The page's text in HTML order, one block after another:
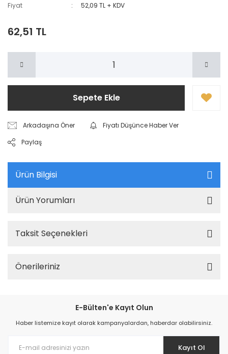
Fiyat
52,09 TL + KDV
62,51 TL
Sepete Ekle
Arkadaşına Öner
Fiyatı Düşünce Haber Ver
Paylaş
Ürün Bilgisi
Ürün Yorumları
Taksit Seçenekleri
Önerileriniz
E-Bülten'e Kayıt Olun
Haber listemize kayıt olarak kampanyalardan, haberdar olabilirsiniz.
Kayıt Ol